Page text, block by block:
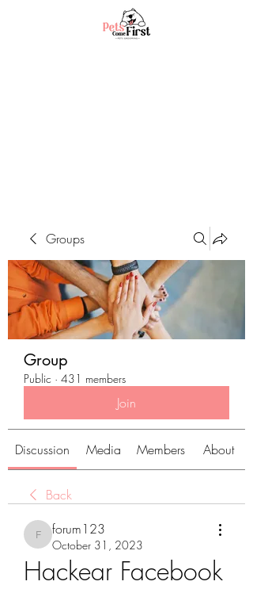
Groups
Group
Public · 431 members
Join
Discussion Media Members About
Back
forum123
forum123
October 31, 2023
Hackear Facebook